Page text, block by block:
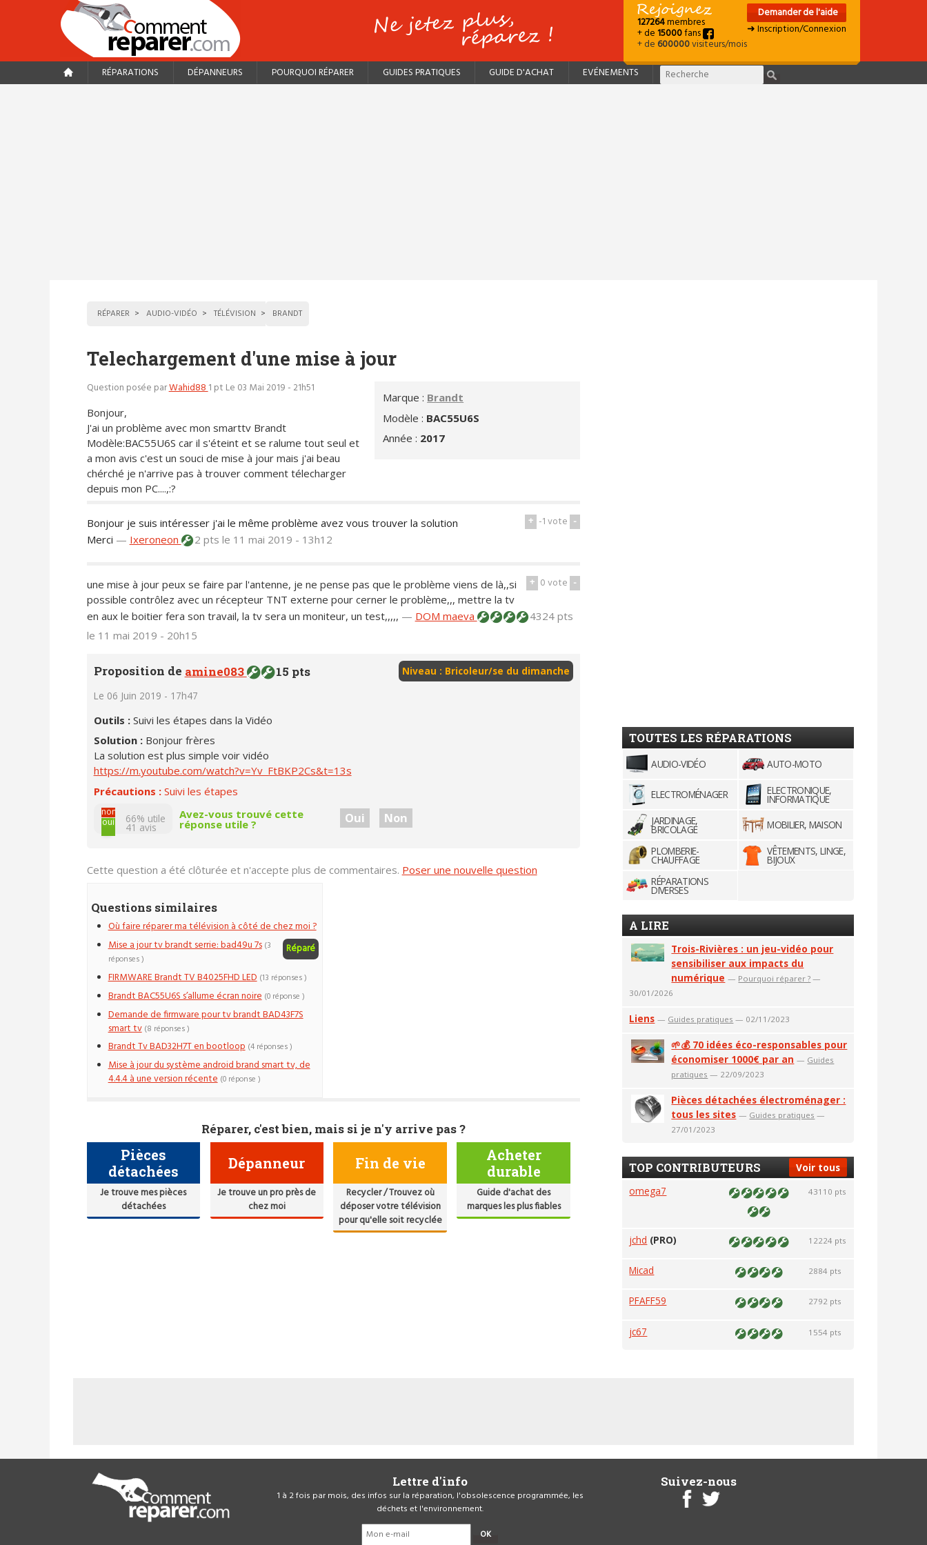
127264membres
+ de15000fans
+ de600000visiteurs/mois
Demander de l'aide
➜ Inscription/Connexion
RÉPARATIONS DÉPANNEURS POURQUOI RÉPARER GUIDES PRATIQUES GUIDE D'ACHAT EVÉNEMENTS
RÉPARER AUDIO-VIDÉO TÉLÉVISION BRANDT
Telechargement d'une mise à jour
Marque : Brandt
Modèle : BAC55U6S
Année : 2017
Question posée parWahid881 pt Le 03 Mai 2019 - 21h51
Bonjour,
J'ai un problème avec mon smarttv Brandt
Modèle:BAC55U6S car il s'éteint et se ralume tout seul et
a mon avis c'est un souci de mise à jour mais j'ai beau
chérché je n'arrive pas à trouver comment télecharger
depuis mon PC....,:?
+ -1vote -
Bonjour je suis intéresser j'ai le même problème avez vous trouver la solution
Merci — Ixeroneon 2 pts le 11 mai 2019 - 13h12
+ 0vote -
une mise à jour peux se faire par l'antenne, je ne pense pas que le problème viens de là,,si
possible contrôlez avec un récepteur TNT externe pour cerner le problème,,, mettre la tv
en aux le boitier fera son travail, la tv sera un moniteur, un test,,,,, — DOM maeva
4324 pts
le 11 mai 2019 - 20h15
Niveau : Bricoleur/se du dimanche
Proposition de amine083 15 pts
Le 06 Juin 2019 - 17h47
Outils : Suivi les étapes dans la Vidéo
Solution : Bonjour frères
La solution est plus simple voir vidéo
https://m.youtube.com/watch?v=Yv_FtBKP2Cs&t=13s
Précautions : Suivi les étapes
non
oui
66% utile
41 avis
Avez-vous trouvé cette
réponse utile ? Oui Non
Cette question a été clôturée et n'accepte plus de commentaires. Poser une nouvelle question
Questions similaires
Où faire réparer ma télévision à côté de chez moi ?
Mise a jour tv brandt serrie: bad49u 7s
Réparé
(3
réponses )
FIRMWARE Brandt TV B4025FHD LED (13 réponses )
Brandt BAC55U6S s’allume écran noire (0 réponse )
Demande de firmware pour tv brandt BAD43F7S
smart tv (8 réponses )
Brandt Tv BAD32H7T en bootloop (4 réponses )
Mise à jour du système android brand smart tv, de
4.4.4 à une version récente (0 réponse )
Réparer, c'est bien, mais si je n'y arrive pas ?
Pièces
détachées
Je trouve mes pièces
détachées
Dépanneur
Je trouve un pro près de
chez moi
Fin de vie
Recycler / Trouvez où
déposer votre télévision
pour qu'elle soit recyclée
Acheter
durable
Guide d'achat des
marques les plus fiables
TOUTES LES RÉPARATIONS
AUDIO-VIDÉO AUTO-MOTO
ELECTROMÉNAGER ELECTRONIQUE,
INFORMATIQUE
JARDINAGE,
BRICOLAGE
MOBILIER, MAISON
PLOMBERIE-
CHAUFFAGE
VÊTEMENTS, LINGE,
BIJOUX
RÉPARATIONS
DIVERSES
A LIRE
Trois-Rivières : un jeu-vidéo pour
sensibiliser aux impacts du
numérique — Pourquoi réparer ? —
30/01/2026
Liens — Guides pratiques — 02/11/2023
🌱💰 70 idées éco-responsables pour
économiser 1000€ par an — Guides
pratiques — 22/09/2023
Pièces détachées électroménager :
tous les sites — Guides pratiques —
27/01/2023
Voir tous
TOP CONTRIBUTEURS
omega7 43110 pts
jchd (PRO) 12224 pts
Micad 2884 pts
PFAFF59 2792 pts
jc67 1554 pts
Lettre d'info
1 à 2 fois par mois, des infos sur la réparation, l'obsolescence programmée, les
déchets et l'environnement.
OK
Suivez-nous